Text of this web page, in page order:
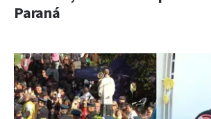
Paraná